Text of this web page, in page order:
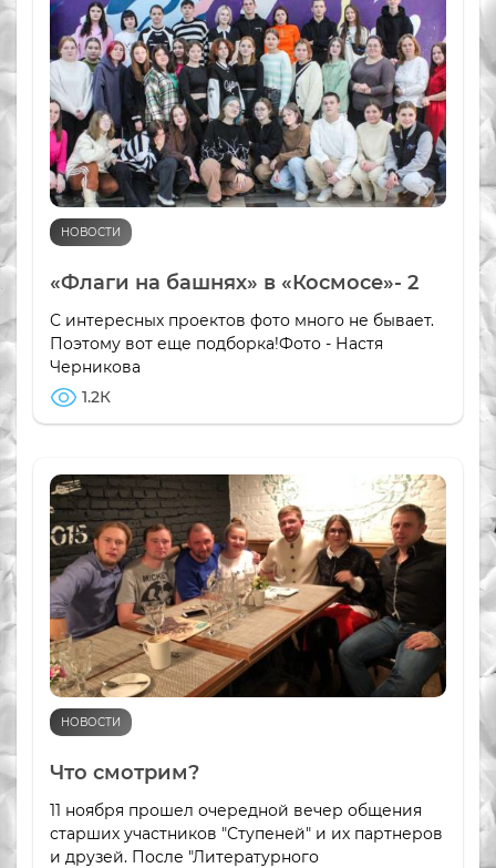
НОВОСТИ
«Флаги на башнях» в «Космосе»- 2
С интересных проектов фото много не бывает.
Поэтому вот еще подборка!Фото - Настя
Черникова
1.2К
НОВОСТИ
Что смотрим?
11 ноября прошел очередной вечер общения
старших участников "Ступеней" и их партнеров
и друзей. После "Литературного